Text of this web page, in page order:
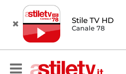
Stile TV HD
Canale 78